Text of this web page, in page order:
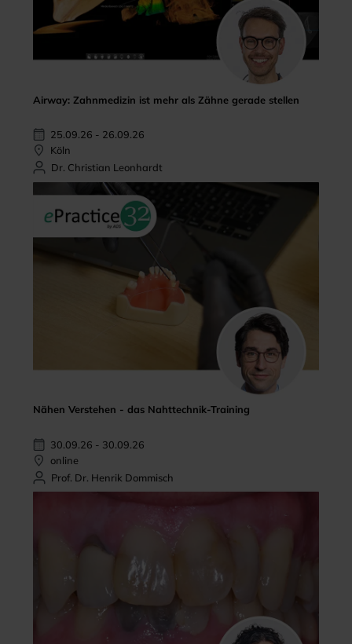
Airway: Zahnmedizin ist mehr als Zähne gerade stellen
25.09.26 - 26.09.26
Köln
Dr. Christian Leonhardt
Nähen Verstehen - das Nahttechnik-Training
30.09.26 - 30.09.26
online
Prof. Dr. Henrik Dommisch